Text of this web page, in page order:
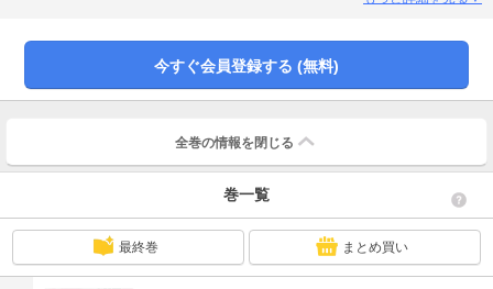
視した末に…。
今すぐ会員登録する (無料)
全巻の情報を 閉じる
巻一覧
最終巻 まとめ買い